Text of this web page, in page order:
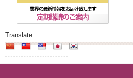
Translate: